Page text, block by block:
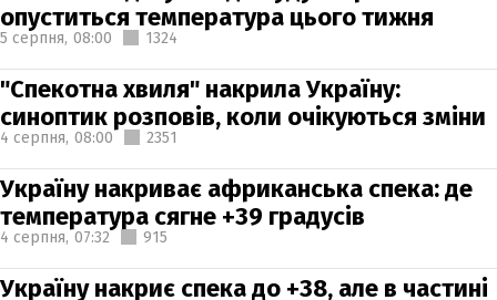
опуститься температура цього тижня
5 серпня, 08:00 1324
"Спекотна хвиля" накрила Україну:
синоптик розповів, коли очікуються зміни
4 серпня, 08:00 2351
Україну накриває африканська спека: де
температура сягне +39 градусів
4 серпня, 07:32 915
Україну накриє спека до +38, але в частині